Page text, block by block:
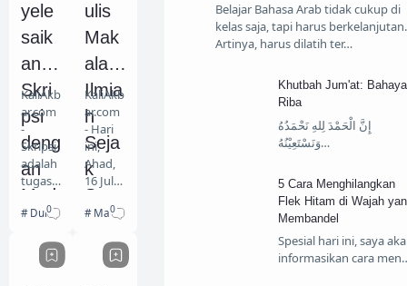
yele
saik
an
Skri
psi
deng
an
Mud
ah
dan
Cep
KaliAkb
ar.com
-
Skripsi
adalah
tugas
yang
diseles
aikan
Dunia Mahasiswa
0
ulis
Mak
alah
Ilmia
h
Seja
k
Sem
este
r 1,
Why
KaliAkb
ar.com
- Hari
ini,
Ahad,
16 Juli
saya
ersama
Makalah Ilmiah
0
Belajar Bahasa Arab tidak cukup di
kelas saja, tapi harus berkelanjutan.
Artinya, harus dilatih ter…
Khutbah Jum'at: Bahaya
Riba
إِنَّ الْحَمْدَ لِلهِ نَحْمَدُهُ
وَنَسْتَعِيْنُهُ…
5 Cara Menghilangkan
Flek Hitam di Wajah
Membandel
Spesial hari ini, saya
informasikan cara